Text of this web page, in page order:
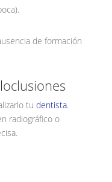
de formación
tu dentista.
radiográfico o